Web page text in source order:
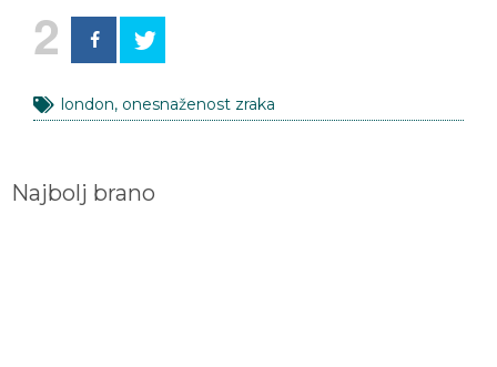
2
london, onesnaženost zraka
Najbolj brano